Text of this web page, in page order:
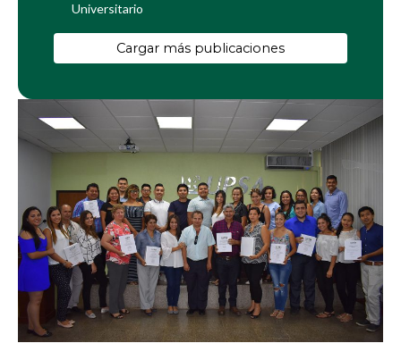
Universitario
Cargar más publicaciones